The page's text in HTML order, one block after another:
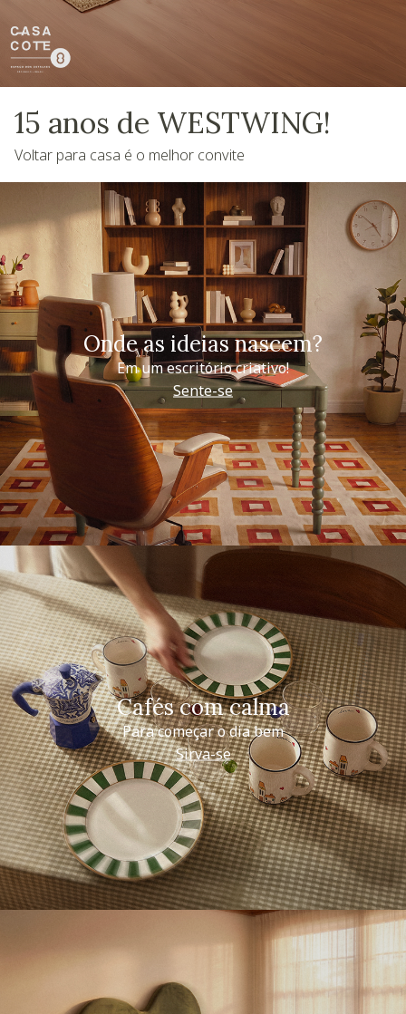
15 anos de WESTWING!
Voltar para casa é o melhor convite
Onde as ideias nascem?
Em um escritório criativo!
Sente-se
Cafés com calma
Para começar o dia bem
Sirva-se